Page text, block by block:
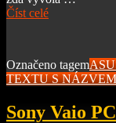
Číst celé
Označeno tagem
TEXTU S
Sony Vaio